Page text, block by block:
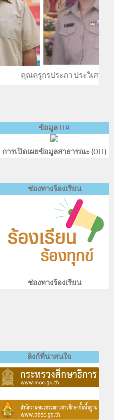
ประวิเศษ คุณครู
ข้อมูล ITA
การเปิดเผยข้อมูลสาธารณะ (OIT)
ช่องทางร้องเรียน
ช่องทางร้องเรียน
ลิงก์ที่น่าสนใจ